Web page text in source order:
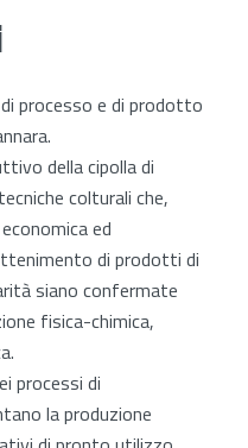
processo e di prodotto
della cipolla di
colturali che,
ed
di prodotti di
siano confermate
fisica-chimica,
processi di
la produzione